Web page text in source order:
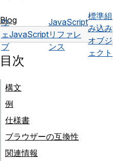
Blog
ウ
ェ
ブ
JavaScript
JavaScript
リファレ
ンス
標準組
み込み
オブジ
ェクト
目次
構文
例
仕様書
ブラウザーの互換性
関連情報